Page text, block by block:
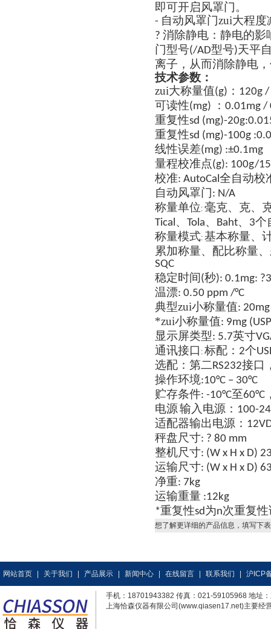
即可开启风罩门。
- 自动风罩门zui大程
? 消除静电：静电的影
门型号(/AD型号)天平
离子，从而消除静电
技术参数：
zui大称量值(g) ： 120g
可读性(mg) ： 0.01mg /
重复性sd (mg)-
重复性sd (mg)-100g
线性误差(mg) :±0.1mg
量程校准点(g): 100g/
校准: AutoCal全自动校
自动风罩门: N/A
称量单位: 毫克、克、
Tical、 Tola、 Baht、 3个
称量模式: 基本称量、
累加称量、配比称量
SQC
稳定时间 (秒): 0.1mg:
温漂: 0.50 ppm /°C
典型zui小称量值:
*zui小称量值: 9mg
显示屏类型: 5.7英寸
通讯接口 : 标配： 2个
选配：第二RS232接口
操作环境:10°C – 30°C
贮存条件: -10°C至60°C
电源输入电源： 100-
适配器输出电源：
秤盘尺寸: ? 80 mm
整机尺寸: (W x H x D)
运输尺寸: (W x H x D)
净重: 7kg
运输重量 :12kg
*重复性sd为n次重复
想了解更详细的产品信息，填写下
网站首页 关于我们 产品展示 新闻中心 在线留言 联系我们 沪ICP
手机：18701943382 传真：021-59105968 地址
上海恰森仪器有限公司(www.qiasen17.net)主要经